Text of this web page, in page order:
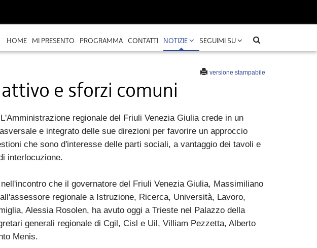
HOME MI PRESENTO PROGRAMMA CONTATTI NOTIZIE SEGUIMI SU
versione stampabile
e sforzi comuni
regionale del Friuli Venezia Giulia crede in un
e integrato delle sue direzioni per favorire un approccio
che sono d'interesse delle parti sociali, a vantaggio dei tavoli e
interlocuzione.
che il governatore del Friuli Venezia Giulia, Massimiliano
regionale a Istruzione, Ricerca, Università, Lavoro,
Alessia Rosolen, ha avuto oggi a Trieste nel Palazzo della
generali regionale di Cgil, Cisl e Uil, Villiam Pezzetta, Alberto
Menis.